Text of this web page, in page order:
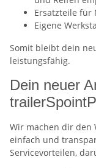
Ersatzteile für
Eigene
Somit bleibt dein
leistungsfähig.
Dein neuer
Wir machen dir den
einfach und
Servicevorteilen,